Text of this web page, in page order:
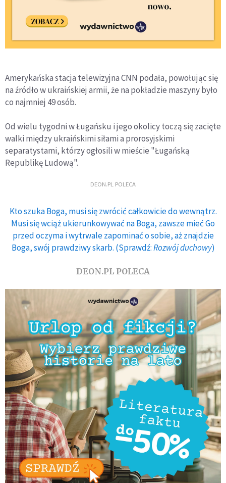
Amerykańska stacja telewizyjna CNN podała, powołując się
na źródło w ukraińskiej armii, że na pokładzie maszyny było
co najmniej 49 osób.
Od wielu tygodni w Ługańsku i jego okolicy toczą się zacięte
walki między ukraińskimi siłami a prorosyjskimi
separatystami, którzy ogłosili w mieście "Ługańską
Republikę Ludową".
DEON.PL POLECA
Kto szuka Boga, musi się zwrócić całkowicie do wewnątrz.
Musi się wciąż ukierunkowywać na Boga, zawsze mieć Go
przed oczyma i wytrwale zapominać o sobie, aż znajdzie
Boga, swój prawdziwy skarb. (Sprawdź:Rozwój duchowy)
DEON.PL POLECA